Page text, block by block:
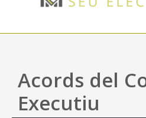
Acords del
Executiu